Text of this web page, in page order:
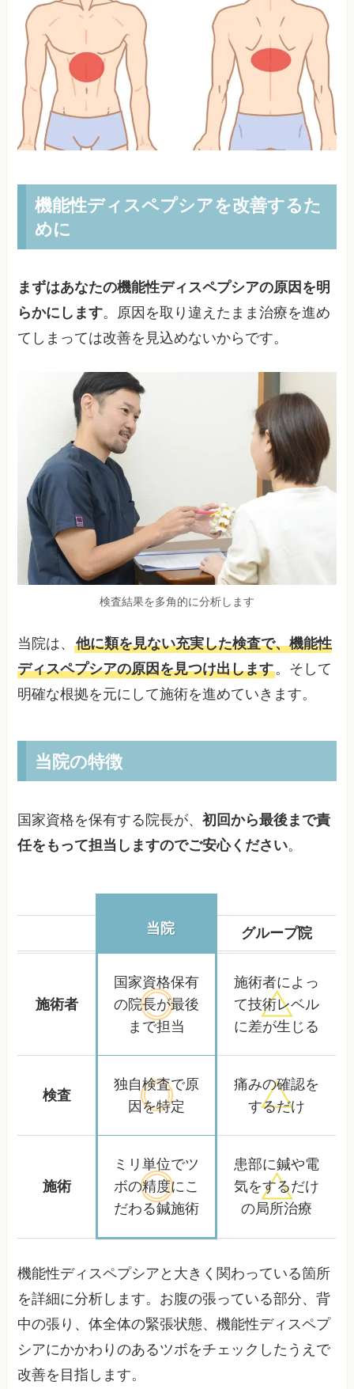
機能性ディスペプシアを改善するた
めに
まずはあなたの機能性ディスペプシアの原因を明
らかにします。原因を取り違えたまま治療を進め
てしまっては改善を見込めないからです。
検査結果を多角的に分析します
当院は、他に類を見ない充実した検査で、機能性
ディスペプシアの原因を見つけ出します。そして
明確な根拠を元にして施術を進めていきます。
当院の特徴
国家資格を保有する院長が、初回から最後まで責
任をもって担当しますのでご安心ください。
当院 グループ院
施術者
国家資格保有
の院長が最後
まで担当
施術者によっ
て技術レベル
に差が生じる
検査
独自検査で原
因を特定
痛みの確認を
するだけ
施術
ミリ単位でツ
ボの精度にこ
だわる鍼施術
患部に鍼や電
気をするだけ
の局所治療
機能性ディスペプシアと大きく関わっている箇所
を詳細に分析します。お腹の張っている部分、背
中の張り、体全体の緊張状態、機能性ディスペプ
シアにかかわりのあるツボをチェックしたうえで
改善を目指します。